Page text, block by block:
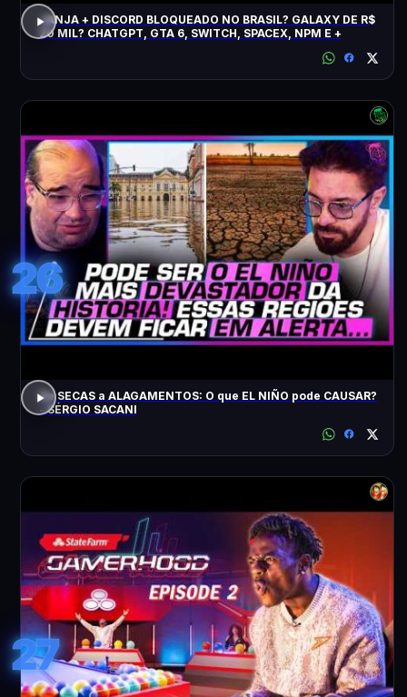
JANJA + DISCORD BLOQUEADO NO BRASIL? GALAXY DE R$
20 MIL? CHATGPT, GTA 6, SWITCH, SPACEX, NPM E +
26
De SECAS a ALAGAMENTOS: O que EL NIÑO pode CAUSAR?
- SÉRGIO SACANI
27